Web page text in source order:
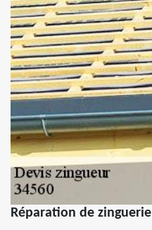
Réparation de zinguerie